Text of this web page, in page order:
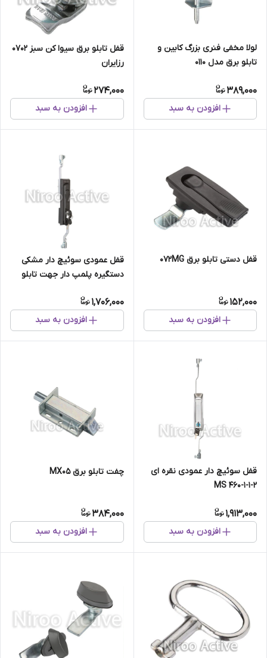
لولا مخفی فنری بزرگ کابین و
تابلو برق مدل ۰۱۱۰
389,000
افزودن به سبد
قفل تابلو برق سیوا کن سبز ۰۷۰۲
رزایران
274,000
افزودن به سبد
قفل دستی تابلو برق ۰۷۲MG
152,000
افزودن به سبد
قفل عمودی سوئیچ دار مشکی
دستگیره پلمپ دار جهت تابلو
1,706,000
افزودن به سبد
قفل سوئیچ دار عمودی نقره ای
MS ۴۶۰-۱-۱-۲
1,913,000
افزودن به سبد
چفت تابلو برق MX۰۵
384,000
افزودن به سبد